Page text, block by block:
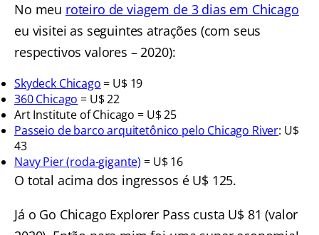
No meu roteiro de viagem de 3 dias em Chicago
eu visitei as seguintes atrações (com seus
respectivos valores – 2020):
Skydeck Chicago= U$ 19
360 Chicago = U$ 22
Art Institute of Chicago = U$ 25
Passeio de barco arquitetônico pelo Chicago River: U$
43
Navy Pier (roda-gigante) = U$ 16
O total acima dos ingressos é U$ 125.
Já o Go Chicago Explorer Pass custa U$ 81 (valor